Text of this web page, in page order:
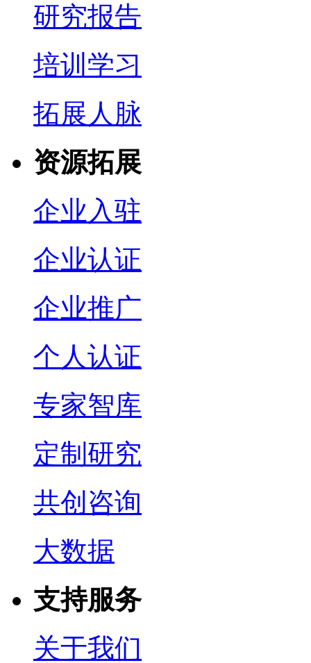
研究报告
培训学习
拓展人脉
资源拓展
企业入驻
企业认证
企业推广
个人认证
专家智库
定制研究
共创咨询
大数据
支持服务
关于我们